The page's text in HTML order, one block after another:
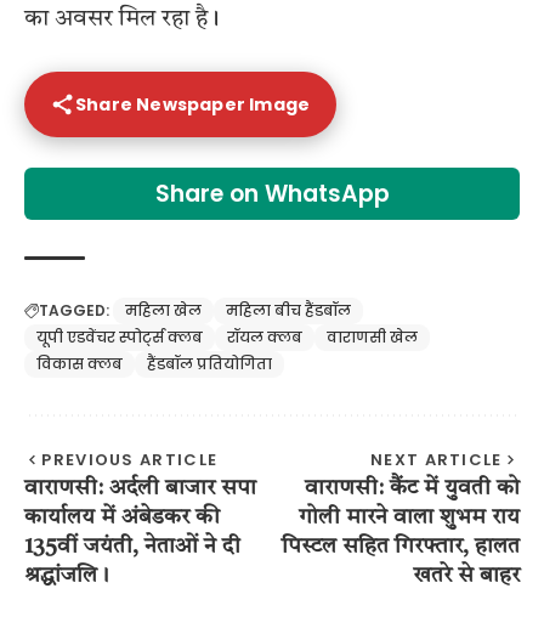
का अवसर मिल रहा है।
Share Newspaper Image
Share on WhatsApp
TAGGED: महिला खेल
महिला बीच हैंडबॉल
यूपी एडवेंचर स्पोर्ट्स क्लब
रॉयल क्लब
वाराणसी खेल
विकास क्लब
हैंडबॉल प्रतियोगिता
PREVIOUS ARTICLE
वाराणसी: अर्दली बाजार सपा
कार्यालय में अंबेडकर की
135वीं जयंती, नेताओं ने दी
श्रद्धांजलि।
NEXT ARTICLE
वाराणसी: कैंट में युवती को
गोली मारने वाला शुभम राय
पिस्टल सहित गिरफ्तार, हालत
खतरे से बाहर